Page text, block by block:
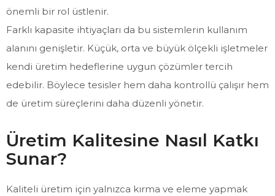
önemli bir rol üstlenir.
Farklı kapasite ihtiyaçları da bu sistemlerin kullanım
alanını genişletir. Küçük, orta ve büyük ölçekli işletmeler
kendi üretim hedeflerine uygun çözümler tercih
edebilir. Böylece tesisler hem daha kontrollü çalışır hem
de üretim süreçlerini daha düzenli yönetir.
Üretim Kalitesine Nasıl Katkı
Sunar?
Kaliteli üretim için yalnızca kırma ve eleme yapmak